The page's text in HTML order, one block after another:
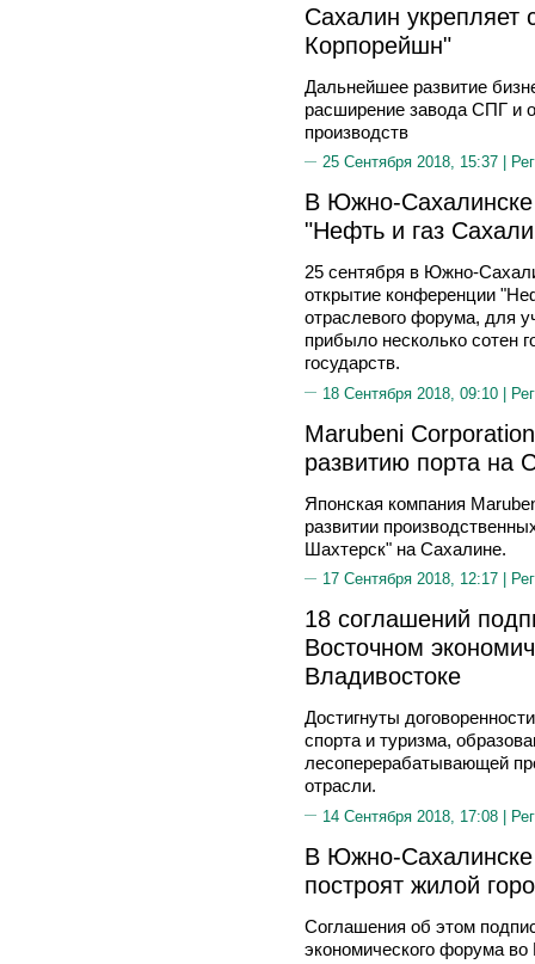
Сахалин укрепляет
Корпорейшн"
Дальнейшее развитие
расширение завода СПГ и
производств
25 Сентября 2018, 15:37 |
В Южно-Сахалинске
"Нефть и газ
25 сентября в Южно-
открытие конференции
отраслевого форума, для
прибыло несколько сотен
государств.
18 Сентября 2018, 09:10 |
Marubeni
развитию порта на
Японская компания
развитии
Шахтерск" на Сахалине.
17 Сентября 2018, 12:17 |
18 соглашений
Восточном
Владивостоке
Достигнуты
спорта и туризма,
лесоперерабатывающей
отрасли.
14 Сентября 2018, 17:08 |
В Южно-Сахалинске
построят жилой
Соглашения об этом
экономического форума